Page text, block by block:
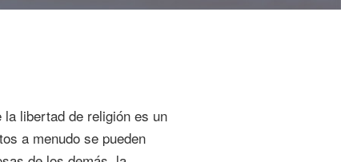
libertad de religión es un
a menudo se pueden